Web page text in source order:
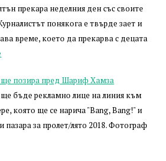
прекара неделния ден със своите
понякога е твърде зает и
време, което да прекарва с децата
позира пред Шариф Хамза
бъде рекламно лице на линия към
която ще се нарича "Bang, Bang!" и
пазара за пролет/лято 2018. Фотограф